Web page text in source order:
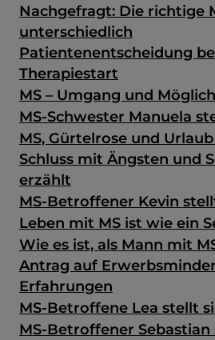
Nachgefragt: Die richtige
unterschiedlich
Patientenentscheidung
Therapiestart
MS – Umgang und
MS-Schwester Manuela
MS, Gürtelrose und
Schluss mit Ängsten und
erzählt
MS-Betroffener Kevin
Leben mit MS ist wie ein
Wie es ist, als Mann mit
Antrag auf
Erfahrungen
MS-Betroffene Lea stellt
MS-Betroffener